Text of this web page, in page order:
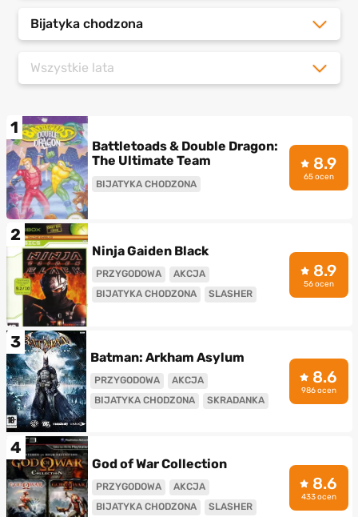
Bijatyka chodzona
Wszystkie lata
1
Battletoads & Double Dragon:
The Ultimate Team
BIJATYKA CHODZONA
8.9
65 ocen
2
Ninja Gaiden Black
PRZYGODOWA
AKCJA
BIJATYKA CHODZONA
SLASHER
8.9
56 ocen
3
Batman: Arkham Asylum
PRZYGODOWA
AKCJA
BIJATYKA CHODZONA
SKRADANKA
8.6
986 ocen
4
God of War Collection
PRZYGODOWA
AKCJA
BIJATYKA CHODZONA
SLASHER
8.6
433 ocen